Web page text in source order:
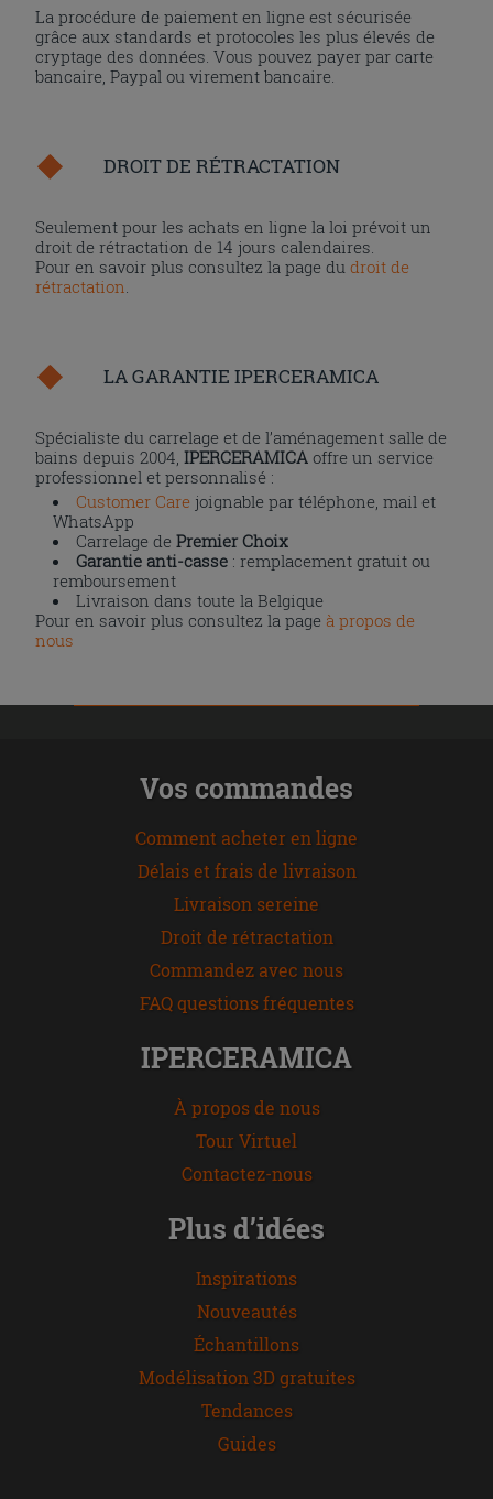
La procédure de paiement en ligne est sécurisée
grâce aux standards et protocoles les plus élevés de
cryptage des données. Vous pouvez payer par carte
bancaire, Paypal ou virement bancaire.
DROIT DE RÉTRACTATION
Seulement pour les achats en ligne la loi prévoit un
droit de rétractation de 14 jours calendaires.
Pour en savoir plus consultez la page dudroit de
rétractation
LA GARANTIE IPERCERAMICA
Spécialiste du carrelage et de l’aménagement salle de
bains depuis 2004,IPERCERAMICA offre un service
professionnel et personnalisé :
Customer Care joignable par téléphone, mail et
WhatsApp
Carrelage dePremier Choix
Garantie anti-casse : remplacement gratuit ou
remboursement
Livraison dans toute la Belgique
Pour en savoir plus consultez la page à propos de
nous
Vos commandes
Comment acheter en ligne
Délais et frais de livraison
Livraison sereine
Droit de rétractation
Commandez avec nous
FAQ questions fréquentes
IPERCERAMICA
À propos de nous
Tour Virtuel
Contactez-nous
Plus d’idées
Inspirations
Nouveautés
Échantillons
Modélisation 3D gratuites
Tendances
Guides